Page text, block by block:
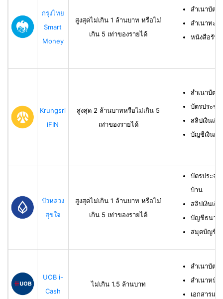
กรุงไทย
Smart
Money
สูงสุดไม่เกิน 1 ล้านบาท หรือไม่
เกิน 5 เท่าของรายได้
สำเนาบัตร
สำเนาทะเ
หนังสือรับร
Krungsri
iFIN
สูงสุด 2 ล้านบาทหรือไม่เกิน 5
เท่าของรายได้
สำเนาบัตร
บัตรประช
สลิปเงินเดื
บัญชีเงินฝา
บัวหลวง
สุขใจ
สูงสุดไม่เกิน 1 ล้านบาท หรือไม่
เกิน 5 เท่าของรายได้
บัตรประจำ
บ้าน
สลิปเงินเดื
บัญชีธนาคา
สมุดบัญชีธ
UOB i-
Cash
ไม่เกิน 1.5 ล้านบาท
สำเนาบัตร
สำเนาหน้
เอกสารแส